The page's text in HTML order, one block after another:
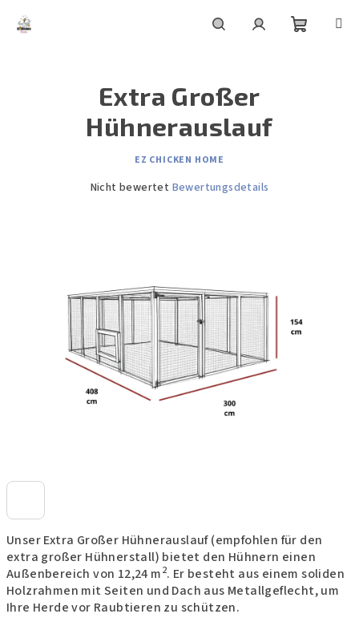
Inhalt
Unser Extra Großer Hühnerauslauf (empfohlen für den
extra großer Hühnerstall) bietet den Hühnern einen
Außenbereich von 12,24 m2. Er besteht aus einem soliden
Holzrahmen mit Seiten und Dach aus Metallgeflecht, um
Ihre Herde vor Raubtieren zu schützen.
Extra Großer
Hühnerauslauf
EZ CHICKEN HOME
Die
Sternen.
Nicht bewertet Bewertungsdetails